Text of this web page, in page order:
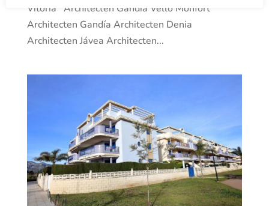
Vitoria Architecten Gandía Velló Monfort
Architecten Gandía Architecten Denia
Architecten Jávea Architecten...